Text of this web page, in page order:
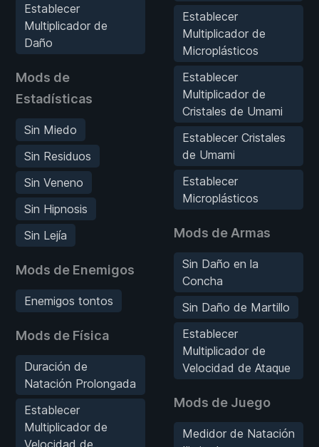
Establecer
Multiplicador de
Daño
Mods de
Estadísticas
Sin Miedo
Sin Residuos
Sin Veneno
Sin Hipnosis
Sin Lejía
Mods de Enemigos
Enemigos tontos
Mods de Física
Duración de
Natación Prolongada
Establecer
Multiplicador de
Velocidad de
Establecer
Multiplicador de
Microplásticos
Establecer
Multiplicador de
Cristales de Umami
Establecer Cristales
de Umami
Establecer
Microplásticos
Mods de Armas
Sin Daño en la
Concha
Sin Daño de Martillo
Establecer
Multiplicador de
Velocidad de Ataque
Mods de Juego
Medidor de Natación